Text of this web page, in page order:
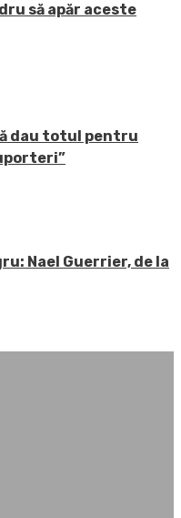
să apăr aceste
dau totul pentru
Nael Guerrier, de la